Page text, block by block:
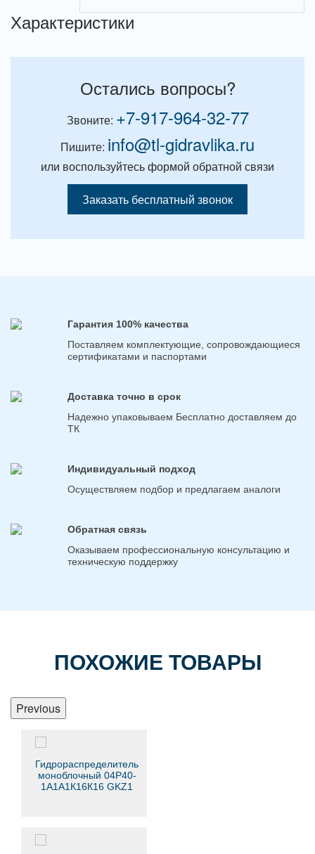
Характеристики
Остались вопросы?
Звоните: +7-917-964-32-77
Пишите: info@tl-gidravlika.ru
или воспользуйтесь формой обратной связи
Заказать бесплатный звонок
Гарантия 100% качества
Поставляем комплектующие, сопровождающиеся
сертификатами и паспортами
Доставка точно в срок
Надежно упаковываем Бесплатно доставляем до
ТК
Индивидуальный подход
Осуществляем подбор и предлагаем аналоги
Обратная связь
Оказываем профессиональную консультацию и
техническую поддержку
ПОХОЖИЕ ТОВАРЫ
Previous
Гидрораспределитель
моноблочный 04Р40-
1A1A1К16К16 GKZ1